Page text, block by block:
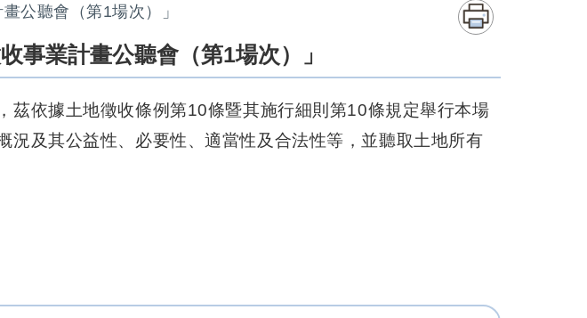
公聽會（第1場次）」
事業計畫公聽會（第1場次）」
茲依據土地徵收條例第10條暨其施行細則第10條規定舉行本場
況及其公益性、必要性、適當性及合法性等，並聽取土地所有